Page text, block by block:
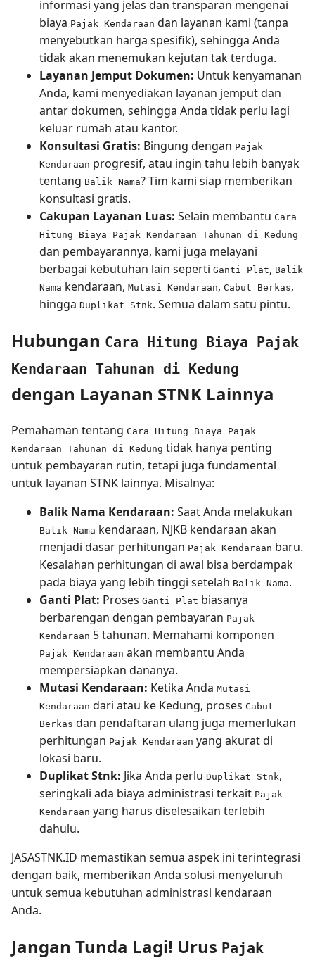
informasi yang jelas dan transparan mengenai
biaya Pajak Kendaraan dan layanan kami (tanpa
menyebutkan harga spesifik), sehingga Anda
tidak akan menemukan kejutan tak terduga.
Layanan Jemput Dokumen: Untuk kenyamanan
Anda, kami menyediakan layanan jemput dan
antar dokumen, sehingga Anda tidak perlu lagi
keluar rumah atau kantor.
Konsultasi Gratis: Bingung dengan Pajak
Kendaraan progresif, atau ingin tahu lebih banyak
tentang Balik Nama? Tim kami siap memberikan
konsultasi gratis.
Cakupan Layanan Luas: Selain membantu Cara
Hitung Biaya Pajak Kendaraan Tahunan di Kedung
dan pembayarannya, kami juga melayani
berbagai kebutuhan lain seperti Ganti Plat, Balik
Nama kendaraan, Mutasi Kendaraan, Cabut Berkas,
hingga Duplikat Stnk. Semua dalam satu pintu.
Hubungan Cara Hitung Biaya Pajak
Kendaraan Tahunan di Kedung
dengan Layanan STNK Lainnya
Pemahaman tentang Cara Hitung Biaya Pajak
Kendaraan Tahunan di Kedung tidak hanya penting
untuk pembayaran rutin, tetapi juga fundamental
untuk layanan STNK lainnya. Misalnya:
Balik Nama Kendaraan: Saat Anda melakukan
Balik Nama kendaraan, NJKB kendaraan akan
menjadi dasar perhitungan Pajak Kendaraan baru.
Kesalahan perhitungan di awal bisa berdampak
pada biaya yang lebih tinggi setelah Balik Nama.
Ganti Plat: Proses Ganti Plat biasanya
berbarengan dengan pembayaran Pajak
Kendaraan 5 tahunan. Memahami komponen
Pajak Kendaraan akan membantu Anda
mempersiapkan dananya.
Mutasi Kendaraan: Ketika Anda Mutasi
Kendaraan dari atau ke Kedung, proses Cabut
Berkas dan pendaftaran ulang juga memerlukan
perhitungan Pajak Kendaraan yang akurat di
lokasi baru.
Duplikat Stnk: Jika Anda perlu Duplikat Stnk,
seringkali ada biaya administrasi terkait Pajak
Kendaraan yang harus diselesaikan terlebih
dahulu.
JASASTNK.ID memastikan semua aspek ini terintegrasi
dengan baik, memberikan Anda solusi menyeluruh
untuk semua kebutuhan administrasi kendaraan
Anda.
Jangan Tunda Lagi! Urus Pajak